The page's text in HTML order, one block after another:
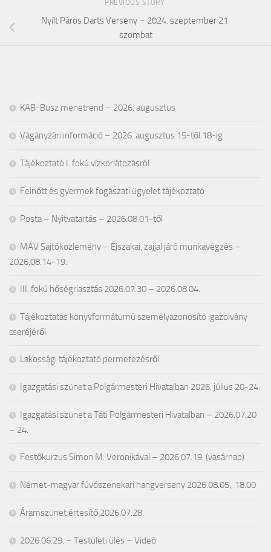
PREVIOUS STORY
Nyílt Páros Darts Verseny – 2024. szeptember 21.
szombat
KAB-Busz menetrend – 2026. augusztus
Vágányzári információ – 2026. augusztus 15-től 18-ig
Tájékoztató I. fokú vízkorlátozásról
Felnőtt és gyermek fogászati ügyelet tájékoztató
Posta – Nyitvatartás – 2026.08.01-től
MÁV Sajtóközlemény – Éjszakai, zajjal járó munkavégzés –
2026.08.14-19.
III. fokú hőségriasztás 2026.07.30 – 2026.08.04.
Tájékoztatás könyvformátumú személyazonosító igazolvány
cseréjéről
Lakossági tájékoztató permetezésről
Igazgatási szünet a Polgármesteri Hivatalban 2026. július 20-24.
Igazgatási szünet a Táti Polgármesteri Hivatalban – 2026.07.20
– 24.
Festőkurzus Simon M. Veronikával – 2026.07.19. (vasárnap)
Német-magyar fúvószenekari hangverseny 2026.08.05., 18.00
Áramszünet értesítő 2026.07.28.
2026.06.29. – Testületi ülés – Videó